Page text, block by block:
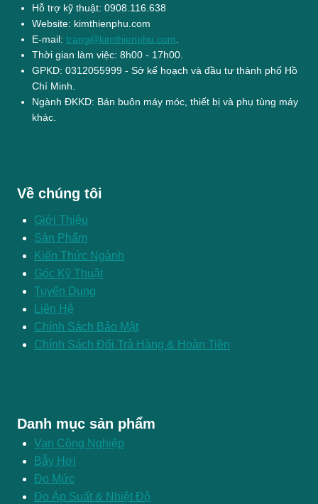
Hỗ trợ kỹ thuật: 0908.116.638
Website: kimthienphu.com
E-mail: trang@kimthienphu.com
Thời gian làm việc: 8h00 - 17h00.
GPKD: 0312055999 - Sở kế hoạch và đầu tư thành phố Hồ
Chí Minh.
Ngành ĐKKD: Bán buôn máy móc, thiết bị và phụ tùng máy
khác.
Về chúng tôi
Giới Thiệu
Sản Phẩm
Kiến Thức Ngành
Góc Kỹ Thuật
Tuyển Dụng
Liên Hệ
Chính Sách Bảo Mật
Chính Sách Đổi Trả Hàng & Hoàn Tiền
Danh mục sản phẩm
Van Công Nghiệp
Bẫy Hơi
Đo Mức
Đo Áp Suất & Nhiệt Độ